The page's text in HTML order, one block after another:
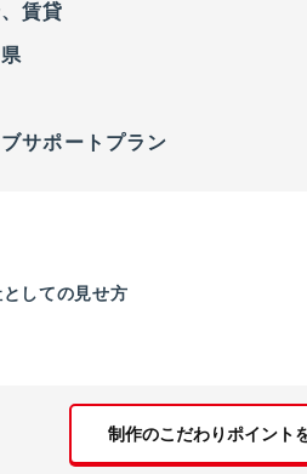
賃貸
サポートプラン
としての見せ方
制作のこだわりポイント